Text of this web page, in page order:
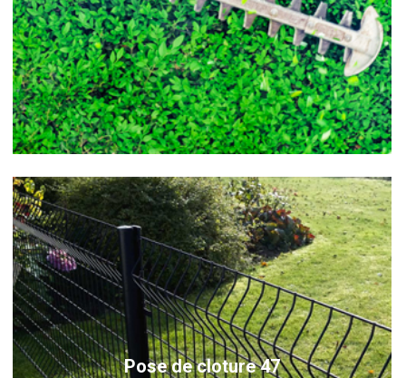
Pose de cloture 47